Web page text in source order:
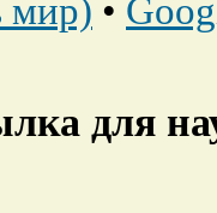
мир) •
для